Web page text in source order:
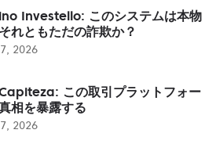
Investello: このシステムは本物
れともただの詐欺か？
2026
この取引プラットフォー
相を暴露する
2026